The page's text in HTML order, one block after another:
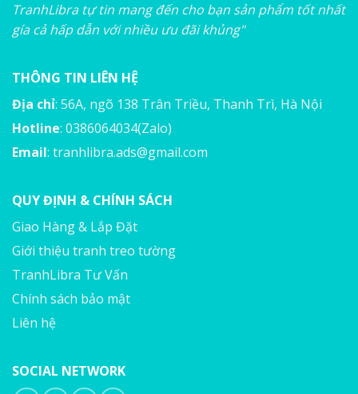
TranhLibra tự tin mang đến cho bạn sản phẩm tốt nhất
gía cả hấp dẫn với nhiều ưu đãi khủng"
THÔNG TIN LIÊN HỆ
Địa chỉ: 56A, ngõ 138 Trân Triều, Thanh Trì, Hà Nội
Hotline: 0386064034(Zalo)
Email: tranhlibra.ads@gmail.com
QUY ĐỊNH & CHÍNH SÁCH
Giao Hàng & Lắp Đặt
Giới thiệu tranh treo tường
TranhLibra Tư Vấn
Chính sách bảo mật
Liên hệ
SOCIAL NETWORK